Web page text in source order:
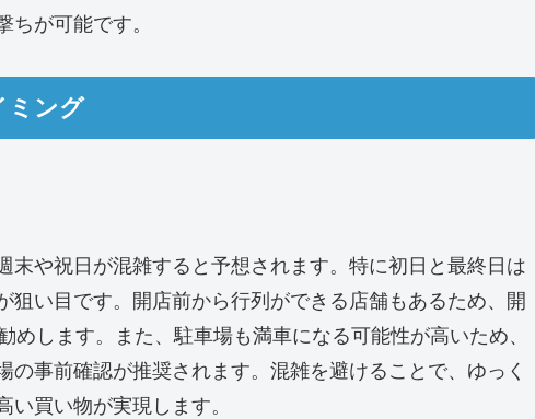
ちが可能です。
ミング
末や祝日が混雑すると予想されます。特に初日と最終日は
狙い目です。開店前から行列ができる店舗もあるため、開
めします。また、駐車場も満車になる可能性が高いため、
事前確認が推奨されます。混雑を避けることで、ゆっく
い買い物が実現します。